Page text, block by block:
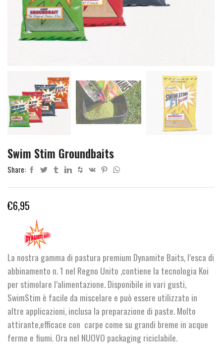
Swim Stim Groundbaits
Share:
€6,95
La nostra gamma di pastura premium Dynamite Baits, l’esca di
abbinamento n. 1 nel Regno Unito ,contiene la tecnologia Koi
per stimolare l’alimentazione. Disponibile in vari gusti,
SwimStim è facile da miscelare e può essere utilizzato in
altre applicazioni, inclusa la preparazione di paste. Molto
attirante,efficace con carpe come su grandi breme in acque
ferme e fiumi. Ora nel NUOVO packaging riciclabile.